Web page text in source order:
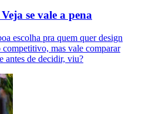
se vale a pena
escolha pra quem quer design
mas vale comparar
antes de decidir, viu?